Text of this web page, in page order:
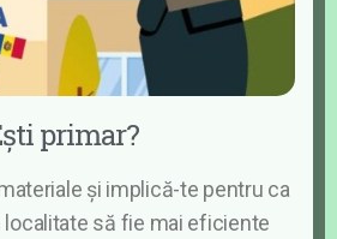
primar?​
și implică-te pentru ca
localitate să fie mai eficiente